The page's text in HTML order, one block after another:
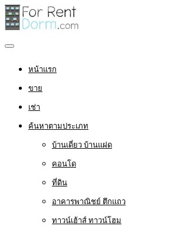
หน้าแรก
ขาย
เช่า
ค้นหาตามประเภท
บ้านเดี่ยว บ้านแฝด
คอนโด
ที่ดิน
อาคารพาณิชย์ ตึกแถว
ทาวน์เฮ้าส์ ทาวน์โฮม